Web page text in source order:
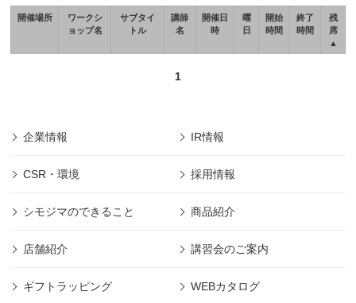
開催場所
ワークシ
ョップ名
サブタイ
トル
講師
名
開催日
時
曜
日
開始
時間
終了
時間
残
席
▲
1
企業情報 IR情報
CSR・環境 採用情報
シモジマのできること 商品紹介
店舗紹介 講習会のご案内
ギフトラッピング WEBカタログ